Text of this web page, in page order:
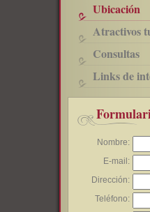
Ubicación
Atractivos
Consultas
Links de
Nombre:
E-mail:
Dirección:
Teléfono: